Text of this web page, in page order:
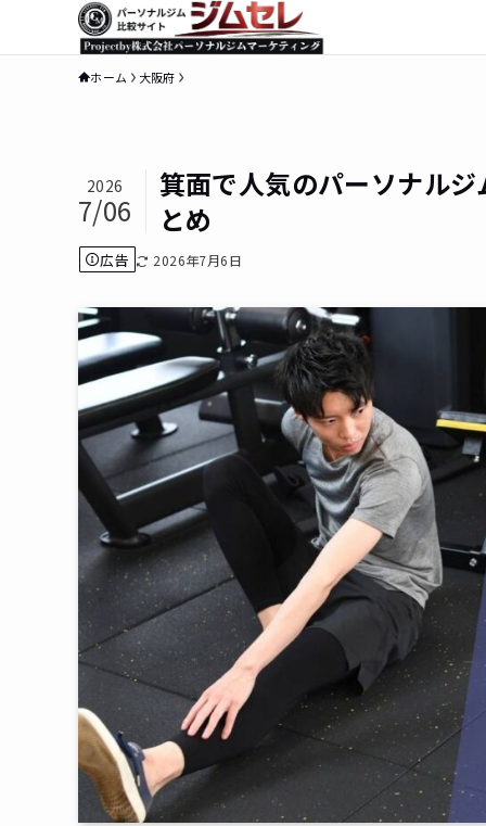
ホーム 大阪府
箕面で人気のパーソナル
とめ
2026
7/06
広告 2026年7月6日